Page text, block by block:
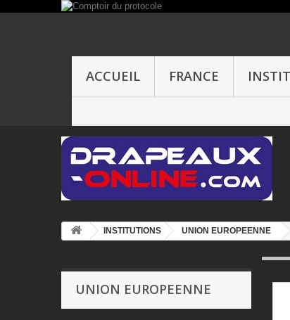
ACCUEIL FRANCE
INSTITUTIONS UNION EUROPEENNE
UNION EUROPEENNE